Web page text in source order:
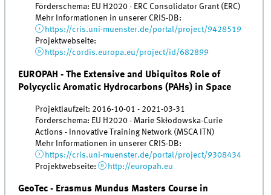
Förderschema: EU H2020 - ERC Consolidator Grant (ERC)
Mehr Informationen in unserer CRIS-DB:
https://cris.uni-muenster.de/portal/project/9428519
Projektwebseite:
https://cordis.europa.eu/project/id/682899
EUROPAH - The Extensive and Ubiquitos Role of
Polycyclic Aromatic Hydrocarbons (PAHs) in Space
Projektlaufzeit: 2016-10-01 - 2021-03-31
Förderschema: EU H2020 - Marie Skłodowska-Curie
Actions - Innovative Training Network (MSCA ITN)
Mehr Informationen in unserer CRIS-DB:
https://cris.uni-muenster.de/portal/project/9308434
Projektwebseite:
http://europah.eu
GeoTec - Erasmus Mundus Masters Course in